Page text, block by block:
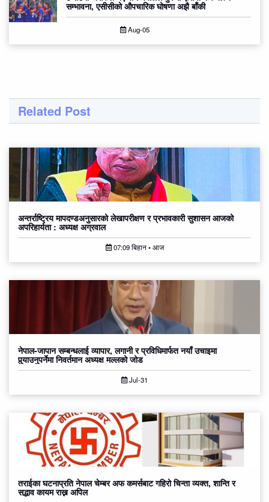
सम्भावना, एसीसीको औपचारिक घोषणा अझै बाँकी
Aug-05
Related Post
अन्तर्राष्ट्रिय मापदण्डअनुसारको लेखापरीक्षण र प्रभावकारी सुशासन आजको
अपरिहार्यता : अध्यक्ष अग्रवाल
07:09 बिहान • आज
नेपाल-जापान सम्बन्धलाई व्यापार, लगानी र प्रविधिमार्फत नयाँ उचाइमा
पुर्‍याउनुपर्नेमा निवर्तमान अध्यक्ष मल्लको जोड
Jul-31
तराईका घटनाप्रति नेपाल चेम्बर अफ कमर्सबाट गहिरो चिन्ता व्यक्त, शान्ति र
सद्भाव कायम राख्न अपिल